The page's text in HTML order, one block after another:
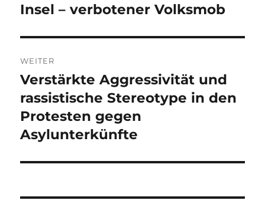
Vorheriger
Insel – verbotener Volksmob
WEITER
Nächster
Beitrag:
Verstärkte Aggressivität und
rassistische Stereotype in den
Protesten gegen
Asylunterkünfte